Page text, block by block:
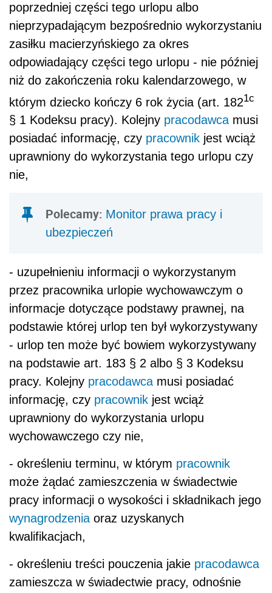
poprzedniej części tego urlopu albo
nieprzypadającym bezpośrednio wykorzystaniu
zasiłku macierzyńskiego za okres
odpowiadający części tego urlopu - nie później
niż do zakończenia roku kalendarzowego, w
którym dziecko kończy 6 rok życia (art. 1821c
§ 1 Kodeksu pracy). Kolejny pracodawca musi
posiadać informację, czy pracownik jest wciąż
uprawniony do wykorzystania tego urlopu czy
nie,
Polecamy: Monitor prawa pracy i
ubezpieczeń
- uzupełnieniu informacji o wykorzystanym
przez pracownika urlopie wychowawczym o
informacje dotyczące podstawy prawnej, na
podstawie której urlop ten był wykorzystywany
- urlop ten może być bowiem wykorzystywany
na podstawie art. 183 § 2 albo § 3 Kodeksu
pracy. Kolejny pracodawca musi posiadać
informację, czy pracownik jest wciąż
uprawniony do wykorzystania urlopu
wychowawczego czy nie,
- określeniu terminu, w którym pracownik
może żądać zamieszczenia w świadectwie
pracy informacji o wysokości i składnikach jego
wynagrodzenia oraz uzyskanych
kwalifikacjach,
- określeniu treści pouczenia jakie pracodawca
zamieszcza w świadectwie pracy, odnośnie